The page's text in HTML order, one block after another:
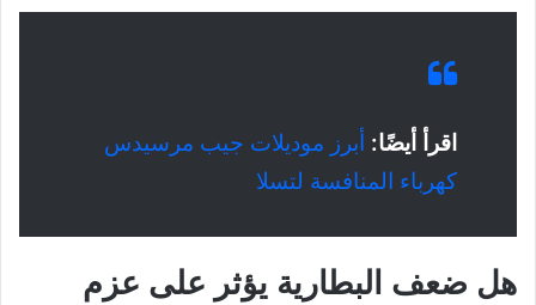
اقرأ أيضًا: أبرز موديلات جيب مرسيدس
كهرباء المنافسة لتسلا
هل ضعف البطارية يؤثر على عزم